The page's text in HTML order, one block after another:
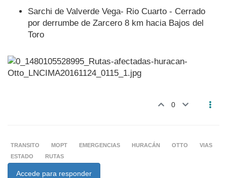
Sarchi de Valverde Vega- Rio Cuarto - Cerrado
por derrumbe de Zarcero 8 km hacia Bajos del
Toro
0
TRANSITO MOPT EMERGENCIAS HURACÁN OTTO
VIAS
ESTADO
RUTAS
Accede para responder